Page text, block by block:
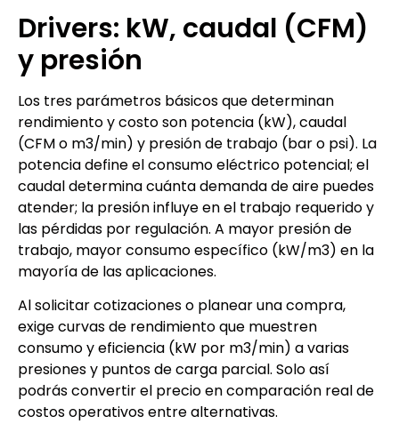
Drivers: kW, caudal (CFM)
y presión
Los tres parámetros básicos que determinan
rendimiento y costo son potencia (kW), caudal
(CFM o m3/min) y presión de trabajo (bar o psi). La
potencia define el consumo eléctrico potencial; el
caudal determina cuánta demanda de aire puedes
atender; la presión influye en el trabajo requerido y
las pérdidas por regulación. A mayor presión de
trabajo, mayor consumo específico (kW/m3) en la
mayoría de las aplicaciones.
Al solicitar cotizaciones o planear una compra,
exige curvas de rendimiento que muestren
consumo y eficiencia (kW por m3/min) a varias
presiones y puntos de carga parcial. Solo así
podrás convertir el precio en comparación real de
costos operativos entre alternativas.